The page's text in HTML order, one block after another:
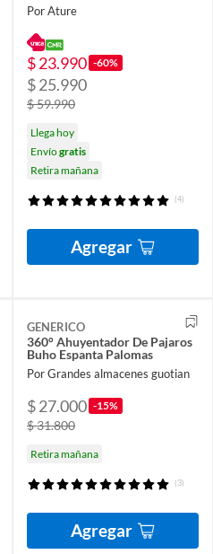
Por Ature
$ 23.990 -60%
$ 25.990
$ 59.990
Llega hoy
Envíogratis
Retira mañana
(4)
Agregar
GENERICO
360° Ahuyentador De Pajaros
Buho Espanta Palomas
Por Grandes almacenes guotian
$ 27.000 -15%
$ 31.800
Retira mañana
(3)
Agregar